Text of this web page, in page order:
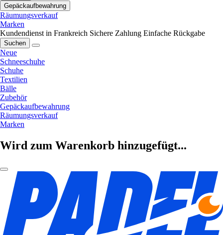
Gepäckaufbewahrung
Räumungsverkauf
Marken
Kundendienst in Frankreich Sichere Zahlung Einfache Rückgabe
Suchen
Neue
Schneeschuhe
Schuhe
Textilien
Bälle
Zubehör
Gepäckaufbewahrung
Räumungsverkauf
Marken
Wird zum Warenkorb hinzugefügt...